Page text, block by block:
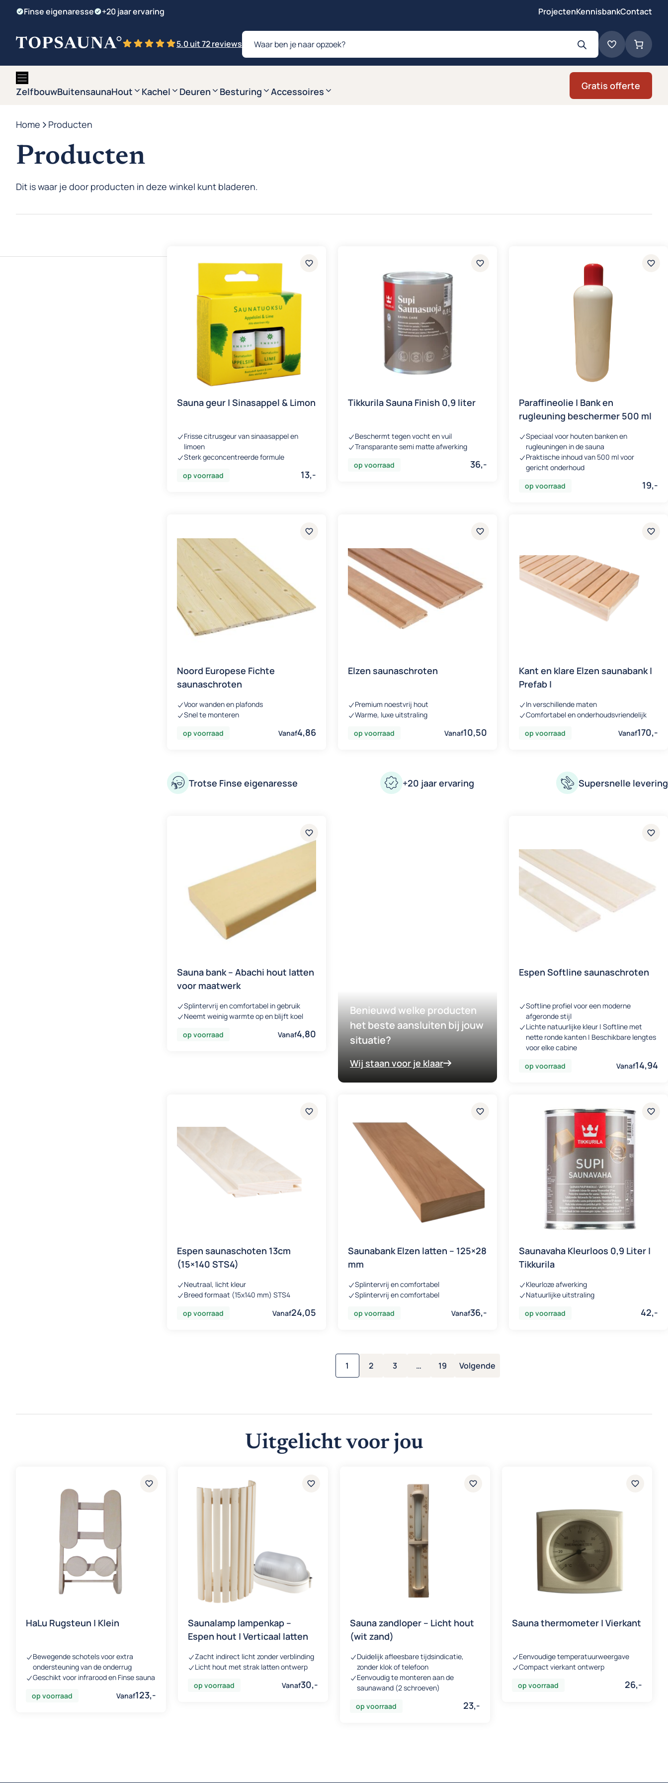
inhoud
Finse eigenaresse +20 jaar ervaring ProjectenKennisbankContact
5.0 uit 72 reviews
Producten
zoeken
ZelfbouwBuitensaunaHout Kachel Deuren Besturing Accessoires
Gratis offerte
Home - Producten
Producten
Dit is waar je door producten in deze winkel kunt bladeren.
Sauna geur | Sinasappel & Limon
Frisse citrusgeur van sinaasappel en
limoen
Sterk geconcentreerde formule
op voorraad
13,-
Tikkurila Sauna Finish 0,9 liter
Beschermt tegen vocht en vuil
Transparante semi matte afwerking
op voorraad
36,-
Paraffineolie | Bank en
rugleuning beschermer 500 ml
Speciaal voor houten banken en
rugleuningen in de sauna
Praktische inhoud van 500 ml voor
gericht onderhoud
op voorraad
19,-
Noord Europese Fichte
saunaschroten
Voor wanden en plafonds
Snel te monteren
op voorraad
Vanaf4,86
Elzen saunaschroten
Premium noestvrij hout
Warme, luxe uitstraling
op voorraad
Vanaf10,50
Kant en klare Elzen saunabank |
Prefab |
In verschillende maten
Comfortabel en onderhoudsvriendelijk
op voorraad
Vanaf170,-
Trotse Finse eigenaresse +20 jaar ervaring Supersnelle levering
Sauna bank – Abachi hout latten
voor maatwerk
Splintervrij en comfortabel in gebruik
Neemt weinig warmte op en blijft koel
op voorraad
Vanaf4,80
Benieuwd welke producten
het beste aansluiten bij jouw
situatie?
Wij staan voor je klaar
Espen Softline saunaschroten
Softline profiel voor een moderne
afgeronde stijl
Lichte natuurlijke kleur | Softline met
nette ronde kanten | Beschikbare lengtes
voor elke cabine
op voorraad
Vanaf14,94
Espen saunaschoten 13cm
(15×140 STS4)
Neutraal, licht kleur
Breed formaat (15x140 mm) STS4
op voorraad
Vanaf24,05
Saunabank Elzen latten – 125×28
mm
Splintervrij en comfortabel
Splintervrij en comfortabel
op voorraad
Vanaf36,-
Saunavaha Kleurloos 0,9 Liter |
Tikkurila
Kleurloze afwerking
Natuurlijke uitstraling
op voorraad
42,-
1 2 3 … 19 Volgende
Uitgelicht voor jou
HaLu Rugsteun | Klein
Bewegende schotels voor extra
ondersteuning van de onderrug
Geschikt voor infrarood en Finse sauna
op voorraad
Vanaf123,-
Saunalamp lampenkap –
Espen hout | Verticaal latten
Zacht indirect licht zonder verblinding
Licht hout met strak latten ontwerp
op voorraad
Vanaf30,-
Sauna zandloper – Licht hout
(wit zand)
Duidelijk afleesbare tijdsindicatie,
zonder klok of telefoon
Eenvoudig te monteren aan de
saunawand (2 schroeven)
op voorraad
23,-
Sauna thermometer | Vierkant
Eenvoudige temperatuurweergave
Compact vierkant ontwerp
op voorraad
26,-